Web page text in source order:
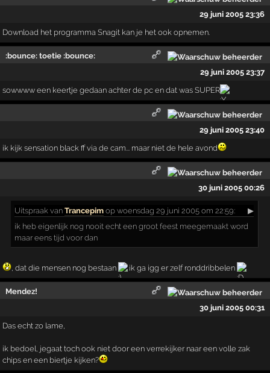
29 juni 2005 23:36
Download het programma Snagit kan je het ook opnemen.
:bounce: toetie :bounce:
29 juni 2005 23:37
sowwww een keertje gedaan achter de pc en dat was SUPER
29 juni 2005 23:40
ik kijk sensation black ff via de cam... maar niet de hele avond
30 juni 2005 00:26
Uitspraak vanTrancepim op woensdag 29 juni 2005 om 22:59:
▶
ik heb eigenlijk nog nooit echt een groot feest meegemaakt word
maar eens tijd voor dan
, dat die mensen nog bestaan ik ga igg er zelf ronddribbelen
Mendez!
30 juni 2005 00:31
Das echt zo lame,
ik bedoel, jegaat toch ook niet door een verrekijker naar een volle zak
chips en een biertje kijken?